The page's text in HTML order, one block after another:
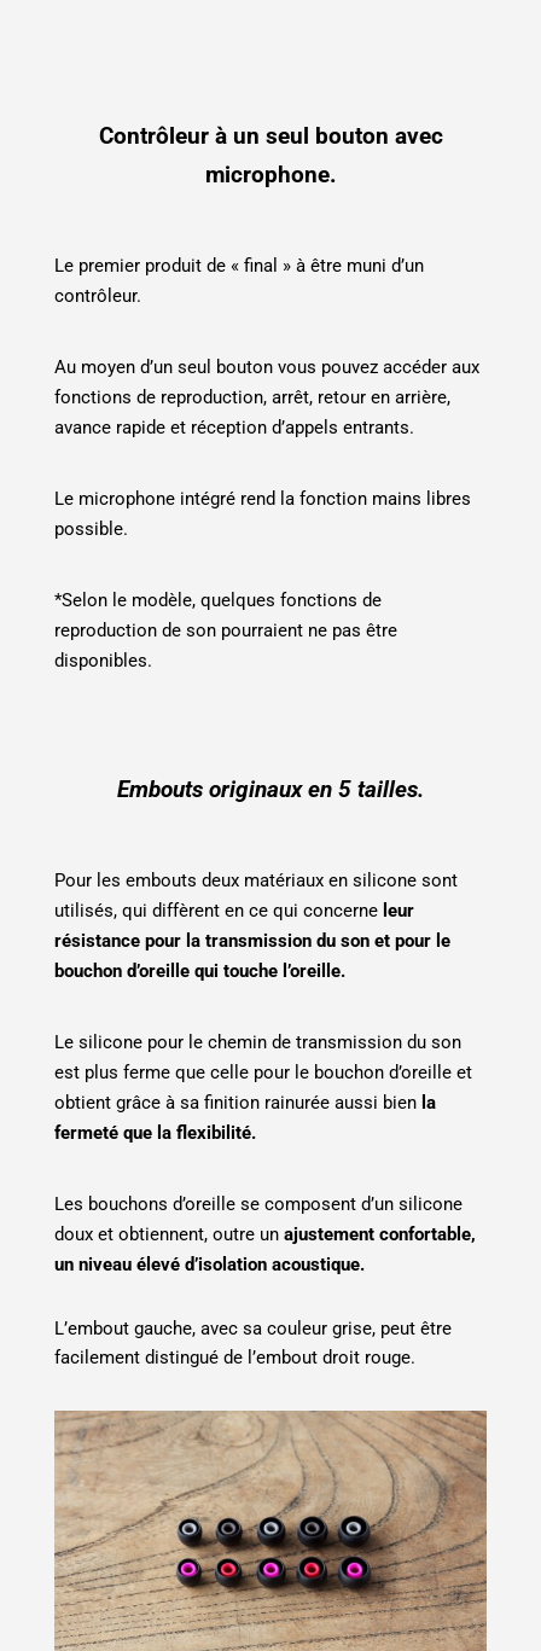
Contrôleur à un seul bouton avec
microphone.
Le premier produit de « final » à être muni d’un
contrôleur.
Au moyen d’un seul bouton vous pouvez accéder aux
fonctions de reproduction, arrêt, retour en arrière,
avance rapide et réception d’appels entrants.
Le microphone intégré rend la fonction mains libres
possible.
*Selon le modèle, quelques fonctions de
reproduction de son pourraient ne pas être
disponibles.
Embouts originaux en 5 tailles.
Pour les embouts deux matériaux en silicone sont
utilisés, qui diffèrent en ce qui concerne leur
résistance pour la transmission du son et pour le
bouchon d’oreille qui touche l’oreille.
Le silicone pour le chemin de transmission du son
est plus ferme que celle pour le bouchon d’oreille et
obtient grâce à sa finition rainurée aussi bien la
fermeté que la flexibilité.
Les bouchons d’oreille se composent d’un silicone
doux et obtiennent, outre un ajustement confortable,
un niveau élevé d’isolation acoustique.
L’embout gauche, avec sa couleur grise, peut être
facilement distingué de l’embout droit rouge.